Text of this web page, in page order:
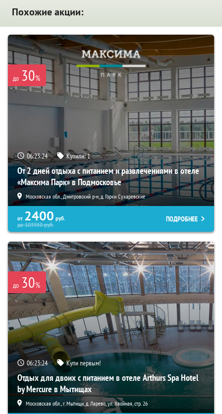
Похожие акции:
до 30%
06:23:22 Купили:1
От 2 дней отдыха с питанием и развлечениями в отеле
«Максима Парк» в Подмосковье
Московская обл., Дмитровский р-н, д. Горки Сухаревские
от 2400 руб.
до103950руб.
ПОДРОБНЕЕ
до 30%
06:23:22 Купи первым!
Отдых для двоих с питанием в отеле Arthurs Spa Hotel
by Mercure в Мытищах
Московская обл., г. Мытищи, д. Ларево, ул. Хвойная, стр. 26